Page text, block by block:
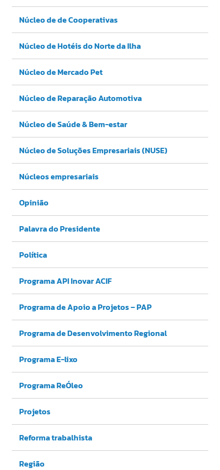
Núcleo de de Cooperativas
Núcleo de Hotéis do Norte da Ilha
Núcleo de Mercado Pet
Núcleo de Reparação Automotiva
Núcleo de Saúde & Bem-estar
Núcleo de Soluções Empresariais (NUSE)
Núcleos empresariais
Opinião
Palavra do Presidente
Política
Programa API Inovar ACIF
Programa de Apoio a Projetos – PAP
Programa de Desenvolvimento Regional
Programa E-lixo
Programa ReÓleo
Projetos
Reforma trabalhista
Região